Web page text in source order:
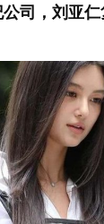
司，刘亚